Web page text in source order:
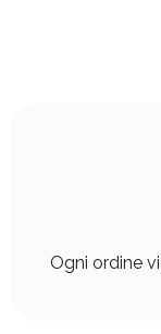
Ogni ordine